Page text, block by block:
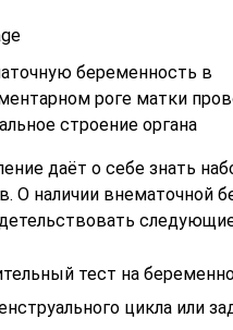
беременность в
роге матки
строение органа
даёт о себе знать
О наличии внематочной
тест на
цикла или